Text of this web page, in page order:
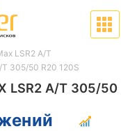
LSR2 A/T 305/50
LSR2 A/T
T 305/50 R20 120S